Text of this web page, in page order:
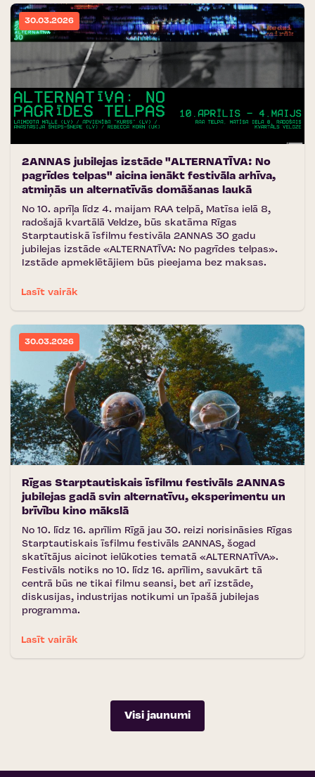
30.03.2026
2ANNAS jubilejas izstāde "ALTERNATĪVA: No
pagrīdes telpas" aicina ienākt festivāla arhīva,
atmiņās un alternatīvās domāšanas laukā
No 10. aprīļa līdz 4. maijam RAA telpā, Matīsa ielā 8,
radošajā kvartālā Veldze, būs skatāma Rīgas
Starptautiskā īsfilmu festivāla 2ANNAS 30 gadu
jubilejas izstāde «ALTERNATĪVA: No pagrīdes telpas».
Izstāde apmeklētājiem būs pieejama bez maksas.
Lasīt vairāk
30.03.2026
Rīgas Starptautiskais īsfilmu festivāls 2ANNAS
jubilejas gadā svin alternatīvu, eksperimentu un
brīvību kino mākslā
No 10. līdz 16. aprīlim Rīgā jau 30. reizi norisināsies Rīgas
Starptautiskais īsfilmu festivāls 2ANNAS, šogad
skatītājus aicinot ielūkoties tematā «ALTERNATĪVA».
Festivāls notiks no 10. līdz 16. aprīlim, savukārt tā
centrā būs ne tikai filmu seansi, bet arī izstāde,
diskusijas, industrijas notikumi un īpašā jubilejas
programma.
Lasīt vairāk
Visi jaunumi